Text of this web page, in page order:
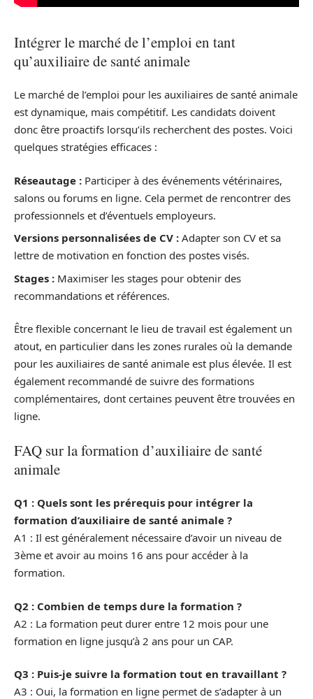
Intégrer le marché de l’emploi en tant
qu’auxiliaire de santé animale
Le marché de l’emploi pour les auxiliaires de santé animale
est dynamique, mais compétitif. Les candidats doivent
donc être proactifs lorsqu’ils recherchent des postes. Voici
quelques stratégies efficaces :
Réseautage : Participer à des événements vétérinaires,
salons ou forums en ligne. Cela permet de rencontrer des
professionnels et d’éventuels employeurs.
Versions personnalisées de CV : Adapter son CV et sa
lettre de motivation en fonction des postes visés.
Stages : Maximiser les stages pour obtenir des
recommandations et références.
Être flexible concernant le lieu de travail est également un
atout, en particulier dans les zones rurales où la demande
pour les auxiliaires de santé animale est plus élevée. Il est
également recommandé de suivre des formations
complémentaires, dont certaines peuvent être trouvées en
ligne.
FAQ sur la formation d’auxiliaire de santé
animale
Q1 : Quels sont les prérequis pour intégrer la
formation d’auxiliaire de santé animale ?
A1 : Il est généralement nécessaire d’avoir un niveau de
3ème et avoir au moins 16 ans pour accéder à la
formation.
Q2 : Combien de temps dure la formation ?
A2 : La formation peut durer entre 12 mois pour une
formation en ligne jusqu’à 2 ans pour un CAP.
Q3 : Puis-je suivre la formation tout en travaillant ?
A3 : Oui, la formation en ligne permet de s’adapter à un